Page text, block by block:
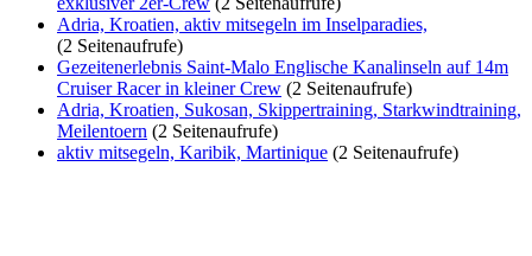
Adria, Kroatien, aktiv mitsegeln im Inselparadies,
(2 Seitenaufrufe)
Gezeitenerlebnis Saint-Malo Englische Kanalinseln auf 14m
Cruiser Racer in kleiner Crew (2 Seitenaufrufe)
Adria, Kroatien, Sukosan, Skippertraining, Starkwindtraining,
Meilentoern (2 Seitenaufrufe)
aktiv mitsegeln, Karibik, Martinique (2 Seitenaufrufe)